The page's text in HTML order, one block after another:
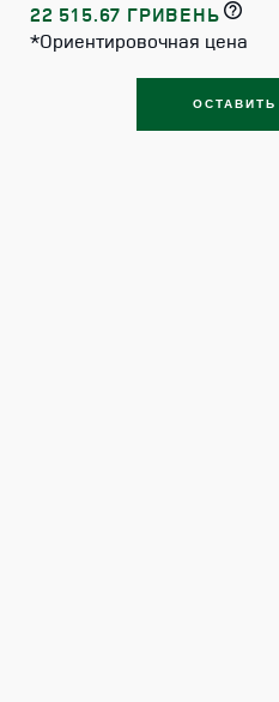
22 515.67 ГРИВЕНЬ
*Ориентировочная цена
ОСТАВИТЬ